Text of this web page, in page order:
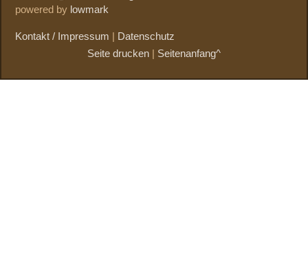
powered by lowmark
Kontakt / Impressum
Datenschutz
Seite drucken
Seitenanfang^